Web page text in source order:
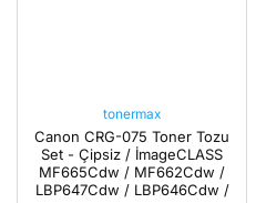
tonermax
Canon CRG-075 Toner Tozu
Set - Çipsiz / İmageCLASS
MF665Cdw / MF662Cdw /
LBP647Cdw / LBP646Cdw /